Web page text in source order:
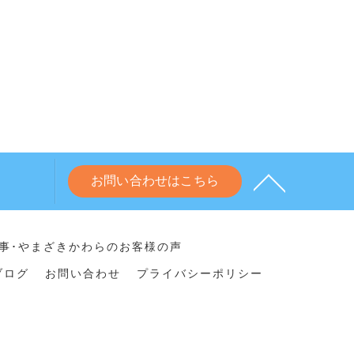
お問い合わせはこちら
･やまざきかわらのお客様の声
ログ
お問い合わせ プライバシーポリシー